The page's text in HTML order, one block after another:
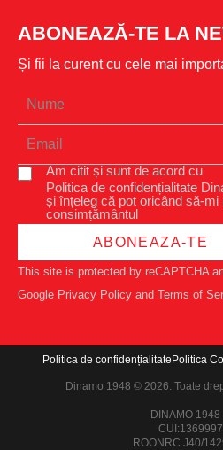
ABONEAZĂ-TE LA
Și fii la curent cu cele mai
Am citit și sunt de acord cu
Politica de confidențialitate
și înțeleg că pot oricând să-mi
consimțământul
ABONEAZA-TE
This site is protected by reCAPTCHA
Google Privacy Policy and Terms of
Politica de confidențialitate Politica
Dinamo 1948 © 2026. Toate
DINAMO 1948
ROONRC.J40/